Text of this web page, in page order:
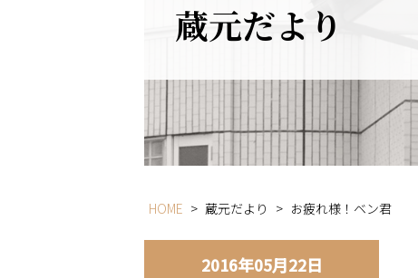
蔵元だより
HOME > 蔵元だより > お疲れ様！ベン君
2016年05月22日